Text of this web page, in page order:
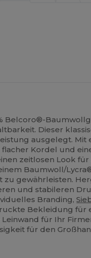
Belcoro®-
Dieser
ausgelegt.
Kordel und
zeitlosen Look
Baumwoll/
zu gewährleisten.
und stabileren
Branding,
Bekleidung für
für Ihr
für den